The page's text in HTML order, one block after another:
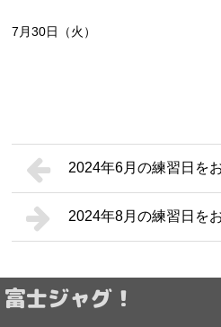
7月30日（火）
2024年6月の練習日を
2024年8月の練習日を
富士ジャグ！